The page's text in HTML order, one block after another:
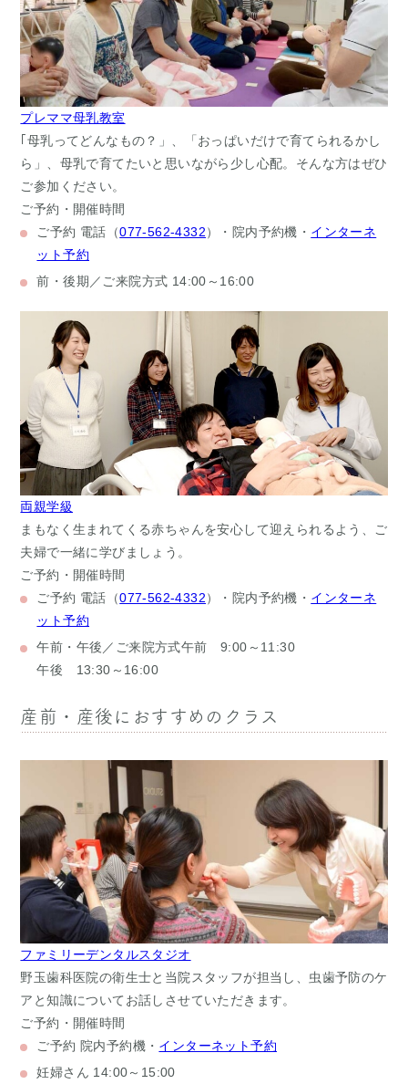
プレママ母乳教室
｢母乳ってどんなもの？」、「おっぱいだけで育てられるかし
ら」、母乳で育てたいと思いながら少し心配。そんな方はぜひ
ご参加ください。
ご予約・開催時間
ご予約 電話（077-562-4332）・院内予約機・ インターネ
ット予約
前・後期／ご来院方式 14:00～16:00
両親学級
まもなく生まれてくる赤ちゃんを安心して迎えられるよう、ご
夫婦で一緒に学びましょう。
ご予約・開催時間
ご予約 電話（077-562-4332）・院内予約機・ インターネ
ット予約
午前・午後／ご来院方式午前 9:00～11:30
午後 13:30～16:00
産前・産後におすすめのクラス
ファミリーデンタルスタジオ
野玉歯科医院の衛生士と当院スタッフが担当し、虫歯予防のケ
アと知識についてお話しさせていただきます。
ご予約・開催時間
ご予約 院内予約機・ インターネット予約
妊婦さん 14:00～15:00